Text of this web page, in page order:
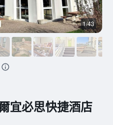
宜必思快捷酒店
1/43